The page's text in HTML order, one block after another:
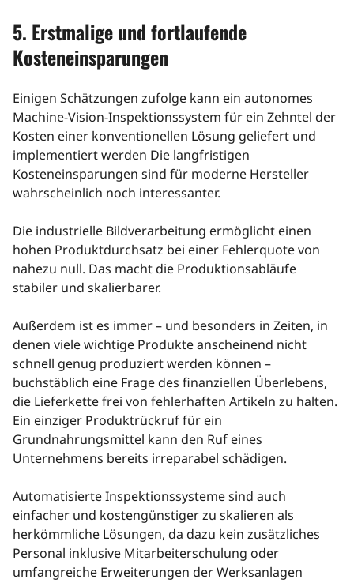
5. Erstmalige und fortlaufende
Kosteneinsparungen
Einigen Schätzungen zufolge kann ein autonomes
Machine-Vision-Inspektionssystem für ein Zehntel der
Kosten einer konventionellen Lösung geliefert und
implementiert werden Die langfristigen
Kosteneinsparungen sind für moderne Hersteller
wahrscheinlich noch interessanter.
Die industrielle Bildverarbeitung ermöglicht einen
hohen Produktdurchsatz bei einer Fehlerquote von
nahezu null. Das macht die Produktionsabläufe
stabiler und skalierbarer.
Außerdem ist es immer – und besonders in Zeiten, in
denen viele wichtige Produkte anscheinend nicht
schnell genug produziert werden können –
buchstäblich eine Frage des finanziellen Überlebens,
die Lieferkette frei von fehlerhaften Artikeln zu halten.
Ein einziger Produktrückruf für ein
Grundnahrungsmittel kann den Ruf eines
Unternehmens bereits irreparabel schädigen.
Automatisierte Inspektionssysteme sind auch
einfacher und kostengünstiger zu skalieren als
herkömmliche Lösungen, da dazu kein zusätzliches
Personal inklusive Mitarbeiterschulung oder
umfangreiche Erweiterungen der Werksanlagen